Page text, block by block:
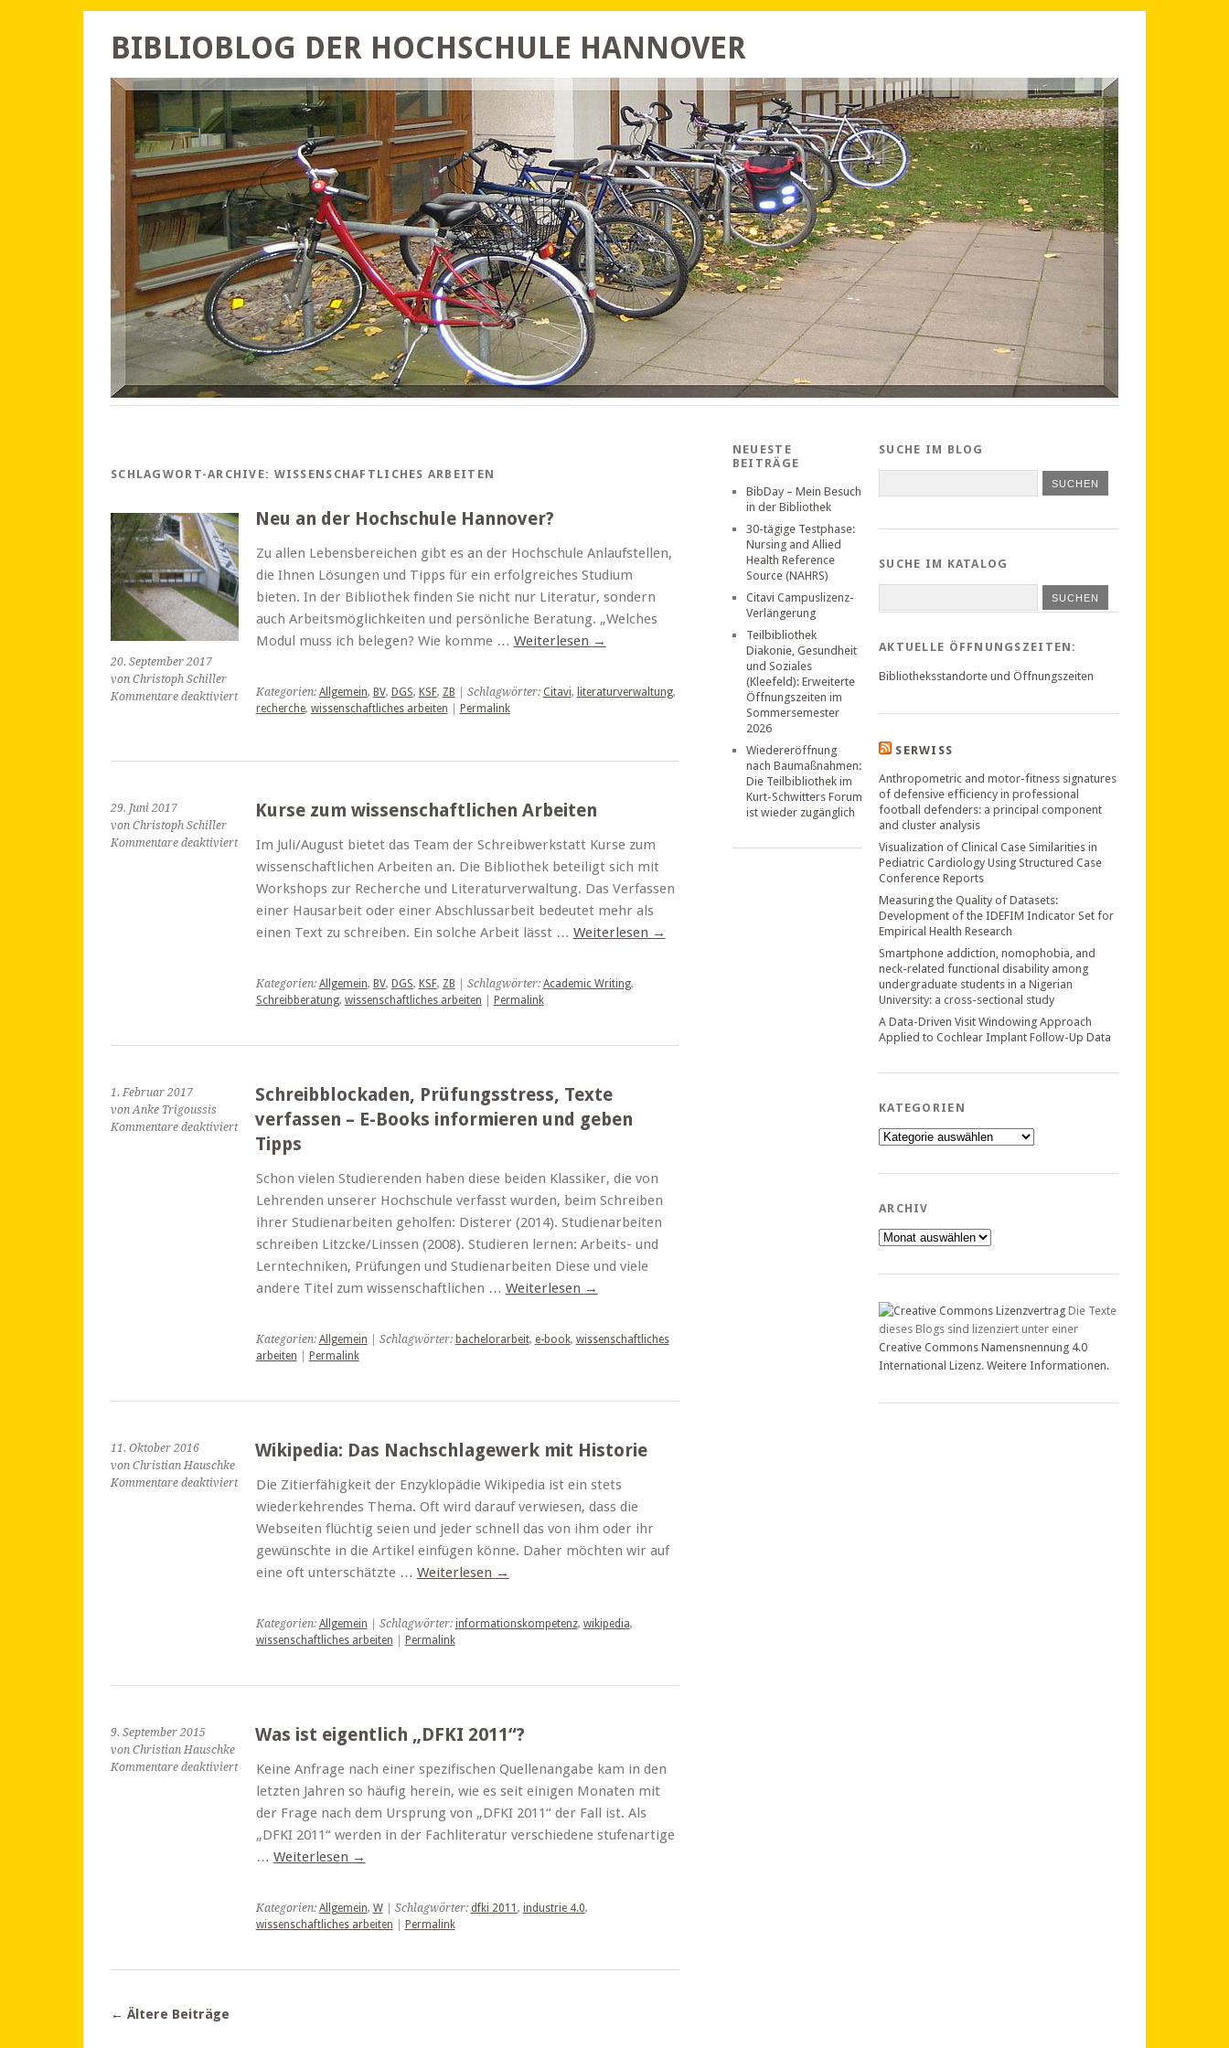
BIBLIOBLOG DER HOCHSCHULE HANNOVER
SCHLAGWORT-ARCHIVE: WISSENSCHAFTLICHES ARBEITEN
20. September 2017
von Christoph Schiller
Kommentare deaktiviertfür
Neu
Hochschule
Neu an der Hochschule Hannover?
Zu allen Lebensbereichen gibt es an der Hochschule Anlaufstellen,
die Ihnen Lösungen und Tipps für ein erfolgreiches Studium
bieten. In der Bibliothek finden Sie nicht nur Literatur, sondern
auch Arbeitsmöglichkeiten und persönliche Beratung. „Welches
Modul muss ich belegen? Wie komme … Weiterlesen →
Kategorien: Allgemein, BV, DGS, KSF, ZB | Schlagwörter: Citavi, literaturverwaltung,
recherche, wissenschaftliches arbeiten Permalink
29. Juni 2017
von Christoph Schiller
Kommentare deaktiviertfür
wissenschaftlichen
Arbeiten
Kurse zum wissenschaftlichen Arbeiten
Im Juli/August bietet das Team der Schreibwerkstatt Kurse zum
wissenschaftlichen Arbeiten an. Die Bibliothek beteiligt sich mit
Workshops zur Recherche und Literaturverwaltung. Das Verfassen
einer Hausarbeit oder einer Abschlussarbeit bedeutet mehr als
einen Text zu schreiben. Ein solche Arbeit lässt … Weiterlesen →
Kategorien: Allgemein, BV, DGS, KSF, ZB | Schlagwörter: Academic Writing,
Schreibberatung, wissenschaftliches arbeiten Permalink
1. Februar 2017
von Anke Trigoussis
Kommentare deaktiviertfür
Schreibblockaden,
Texte
verfassen
Books
informieren
Schreibblockaden, Prüfungsstress, Texte
verfassen – E-Books informieren und geben
Tipps
Schon vielen Studierenden haben diese beiden Klassiker, die von
Lehrenden unserer Hochschule verfasst wurden, beim Schreiben
ihrer Studienarbeiten geholfen: Disterer (2014). Studienarbeiten
schreiben Litzcke/Linssen (2008). Studieren lernen: Arbeits- und
Lerntechniken, Prüfungen und Studienarbeiten Diese und viele
andere Titel zum wissenschaftlichen … Weiterlesen →
Kategorien: Allgemein | Schlagwörter: bachelorarbeit, e-book, wissenschaftliches
arbeiten
Permalink
11. Oktober 2016
von Christian Hauschke
Kommentare deaktiviertfür
Wikipedia:
Nachschlagewerk
Historie
Wikipedia: Das Nachschlagewerk mit Historie
Die Zitierfähigkeit der Enzyklopädie Wikipedia ist ein stets
wiederkehrendes Thema. Oft wird darauf verwiesen, dass die
Webseiten flüchtig seien und jeder schnell das von ihm oder ihr
gewünschte in die Artikel einfügen könne. Daher möchten wir auf
eine oft unterschätzte … Weiterlesen →
Kategorien: Allgemein | Schlagwörter: informationskompetenz, wikipedia,
wissenschaftliches arbeiten
Permalink
9. September 2015
von Christian Hauschke
Kommentare deaktiviertfür
Was
eigentlich
„DFKI
Was ist eigentlich „DFKI 2011“?
Keine Anfrage nach einer spezifischen Quellenangabe kam in den
letzten Jahren so häufig herein, wie es seit einigen Monaten mit
der Frage nach dem Ursprung von „DFKI 2011“ der Fall ist. Als
„DFKI 2011“ werden in der Fachliteratur verschiedene stufenartige
… Weiterlesen →
Kategorien: Allgemein, W| Schlagwörter: dfki 2011 , industrie 4.0,
wissenschaftliches arbeiten
Permalink
← Ältere Beiträge
NEUESTE
BEITRÄGE
BibDay – Mein Besuch
in der Bibliothek
30-tägige Testphase:
Nursing and Allied
Health Reference
Source (NAHRS)
Citavi Campuslizenz-
Verlängerung
Teilbibliothek
Diakonie, Gesundheit
und Soziales
(Kleefeld): Erweiterte
Öffnungszeiten im
Sommersemester
2026
Wiedereröffnung
nach Baumaßnahmen:
Die Teilbibliothek im
Kurt-Schwitters Forum
ist wieder zugänglich
SUCHE IM BLOG
SUCHE IM KATALOG
SUCHEN
AKTUELLE ÖFFNUNGSZEITEN:
Bibliotheksstandorte und Öffnungszeiten
SERWISS
Anthropometric and motor-fitness signatures
of defensive efficiency in professional
football defenders: a principal component
and cluster analysis
Visualization of Clinical Case Similarities in
Pediatric Cardiology Using Structured Case
Conference Reports
Measuring the Quality of Datasets:
Development of the IDEFIM Indicator Set for
Empirical Health Research
Smartphone addiction, nomophobia, and
neck-related functional disability among
undergraduate students in a Nigerian
University: a cross-sectional study
A Data-Driven Visit Windowing Approach
Applied to Cochlear Implant Follow-Up Data
KATEGORIEN
Kategorien
ARCHIV
Archiv
Die Texte
dieses Blogs sind lizenziert unter einer
Creative Commons Namensnennung 4.0
International Lizenz. Weitere Informationen.